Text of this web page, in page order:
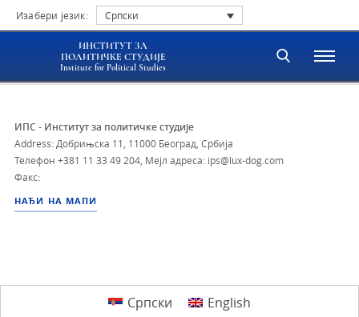
Изабери језик: Српски
ИНСТИТУТ ЗА
ПОЛИТИЧКЕ СТУДИЈЕ
Institute for Political Studies
ИПС - Институт за политичке студије
Address: Добрињска 11, 11000 Београд, Србија
Телефон +381 11 33 49 204 Мејл адреса: ips@lux-dog.com
Факс:
НАЂИ НА МАПИ
Српски English